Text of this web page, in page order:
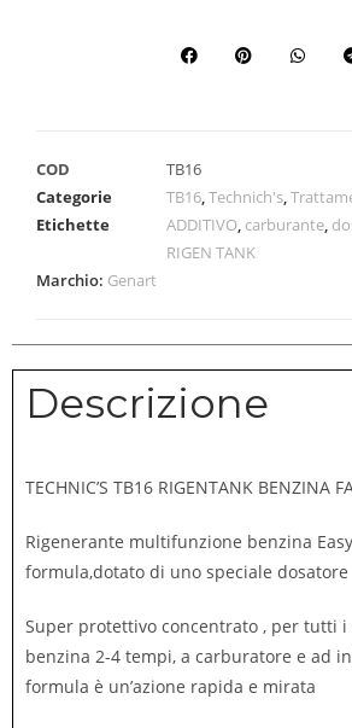
COD
TB16
Categorie
TB16,Technich's,
Etichette
ADDITIVO, carburante,
RIGEN TANK
Marchio: Genart
Descrizione
TECHNIC’S TB16 RIGENTANK BENZINA
Rigenerante multifunzione benzina
formula,dotato di uno speciale dosatore
Super protettivo concentrato , per tutti
benzina 2-4 tempi, a carburatore e ad
formula è un’azione rapida e mirata